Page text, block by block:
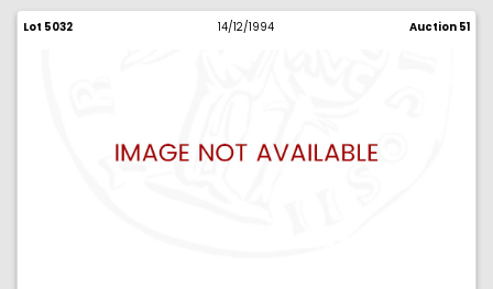
Lot 5032 14/12/1994 Auction 51